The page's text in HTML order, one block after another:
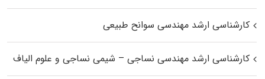
کارشناسی ارشد مهندسی سوانح طبیعی
کارشناسی ارشد مهندسی نساجی – شیمی نساجی و علوم الیاف